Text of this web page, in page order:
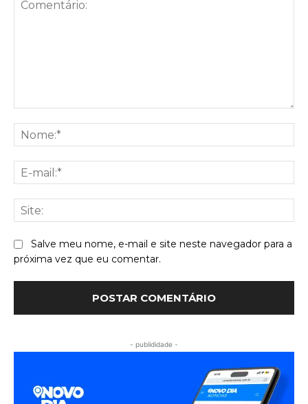
Salve meu nome, e-mail e site neste navegador para a
próxima vez que eu comentar.
- publididade -